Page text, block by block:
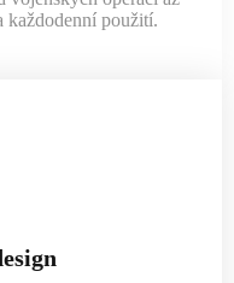
každodenní použití.